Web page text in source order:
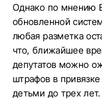
Однако по мнению
обновленной
любая разметка
что, ближайшее
депутатов можно
штрафов в
детьми до трех